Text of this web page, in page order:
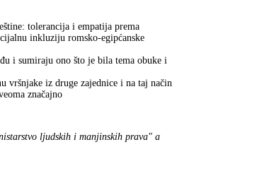
tolerancija i empatija prema
inkluziju romsko-egipćanske
i sumiraju ono što je bila tema obuke i
vršnjake iz druge zajednice i na taj način
značajno
ljudskih i manjinskih prava" a